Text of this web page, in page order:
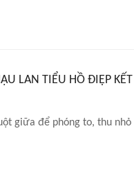
giữa để phóng to, thu nhỏ